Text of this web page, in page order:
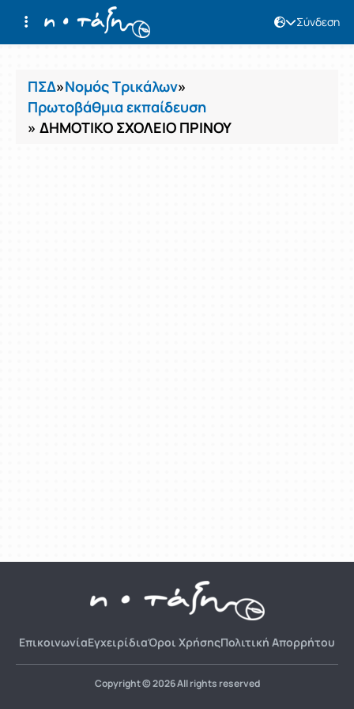
Σύνδεση
Μαθήματα
ΠΣΔ»Νομός Τρικάλων»
Πρωτοβάθμια εκπαίδευση
» ΔΗΜΟΤΙΚΟ ΣΧΟΛΕΙΟ ΠΡΙΝΟΥ
ΕπικοινωνίαΕγχειρίδιαΌροι ΧρήσηςΠολιτική Απορρήτου
Copyright © 2026 All rights reserved